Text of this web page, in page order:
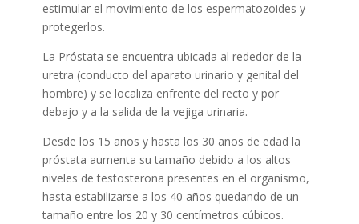
estimular el movimiento de los espermatozoides y
protegerlos.
La Próstata se encuentra ubicada al rededor de la
uretra (conducto del aparato urinario y genital del
hombre) y se localiza enfrente del recto y por
debajo y a la salida de la vejiga urinaria.
Desde los 15 años y hasta los 30 años de edad la
próstata aumenta su tamaño debido a los altos
niveles de testosterona presentes en el organismo,
hasta estabilizarse a los 40 años quedando de un
tamaño entre los 20 y 30 centímetros cúbicos.